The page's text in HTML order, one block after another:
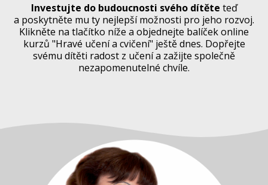
Investujte do budoucnosti svého dítěte teď
a poskytněte mu ty nejlepší možnosti pro jeho rozvoj.
Klikněte na tlačítko níže a objednejte balíček online
kurzů "Hravé učení a cvičení" ještě dnes. Dopřejte
svému dítěti radost z učení a zažijte společně
nezapomenutelné chvíle.